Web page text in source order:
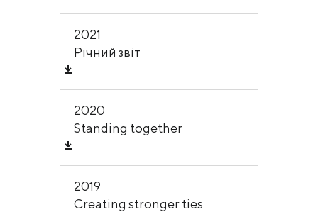
2021
Річний звіт
2020
Standing together
2019
Creating stronger ties